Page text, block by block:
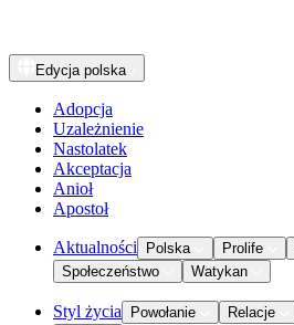
Edycja polska
Adopcja
Uzależnienie
Nastolatek
Akceptacja
Anioł
Apostoł
Aktualności Polska Prolife
Społeczeństwo
Watykan
Styl życia Powołanie Relacje